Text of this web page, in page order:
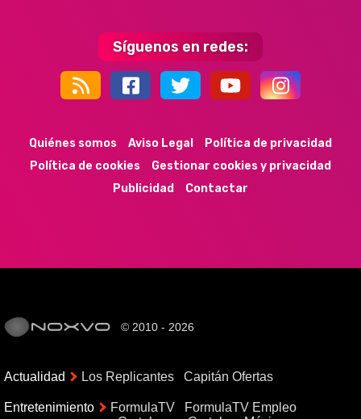
Síguenos en redes:
Quiénes somos Aviso Legal
Política de privacidad
Política de cookies
Gestionar cookies y privacidad
Publicidad
Contactar
© 2010 - 2026
Actualidad Los Replicantes Capitán Ofertas
Entretenimiento FormulaTV
FormulaTV Empleo